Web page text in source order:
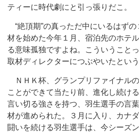
ティーに時代劇にと引っ張りだこ。
“絶頂期”の真っただ中にいるはずの
材を始めた今年１月、宿泊先のホテ
る意味孤独ですよね。こういうこと
取材ディレクターにつぶやいたという
ＮＨＫ杯、グランプリファイナル
ことができて当たり前、進化し続け
言い切る強さを持つ、羽生選手の言
材が進められた。３月に入り、カナ
闘いを続ける羽生選手は、今シーズ